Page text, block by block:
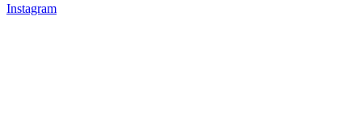
Instagram